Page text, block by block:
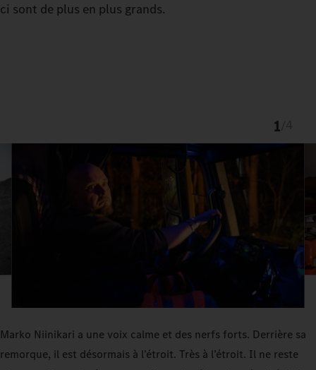
ci sont de plus en plus grands.
1
Marko Niinikari a une voix calme et des nerfs forts. Derrière sa
remorque, il est désormais à l’étroit. Très à l’étroit. Il ne reste